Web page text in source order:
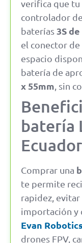
verifica que tu
controlador
baterías3S
el conector
espacio
batería de
x 55mm , sin
batería
Ecuador
Comprar una
te permite
rapidez,
importación y
Evan Robotics
drones FPV,